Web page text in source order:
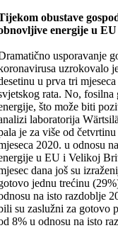
obustave
energije u EU
usporavanje
uzrokovalo
u prva tri
rata. No,
što može biti
laboratorija
je za više od
2020. u odnosu
u EU i Velikoj
dana još su
jednu trećinu
na isto razdoblje
su zaslužni za gotovo
8% u odnosu na isto